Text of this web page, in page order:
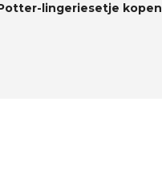
lingeriesetje kopen